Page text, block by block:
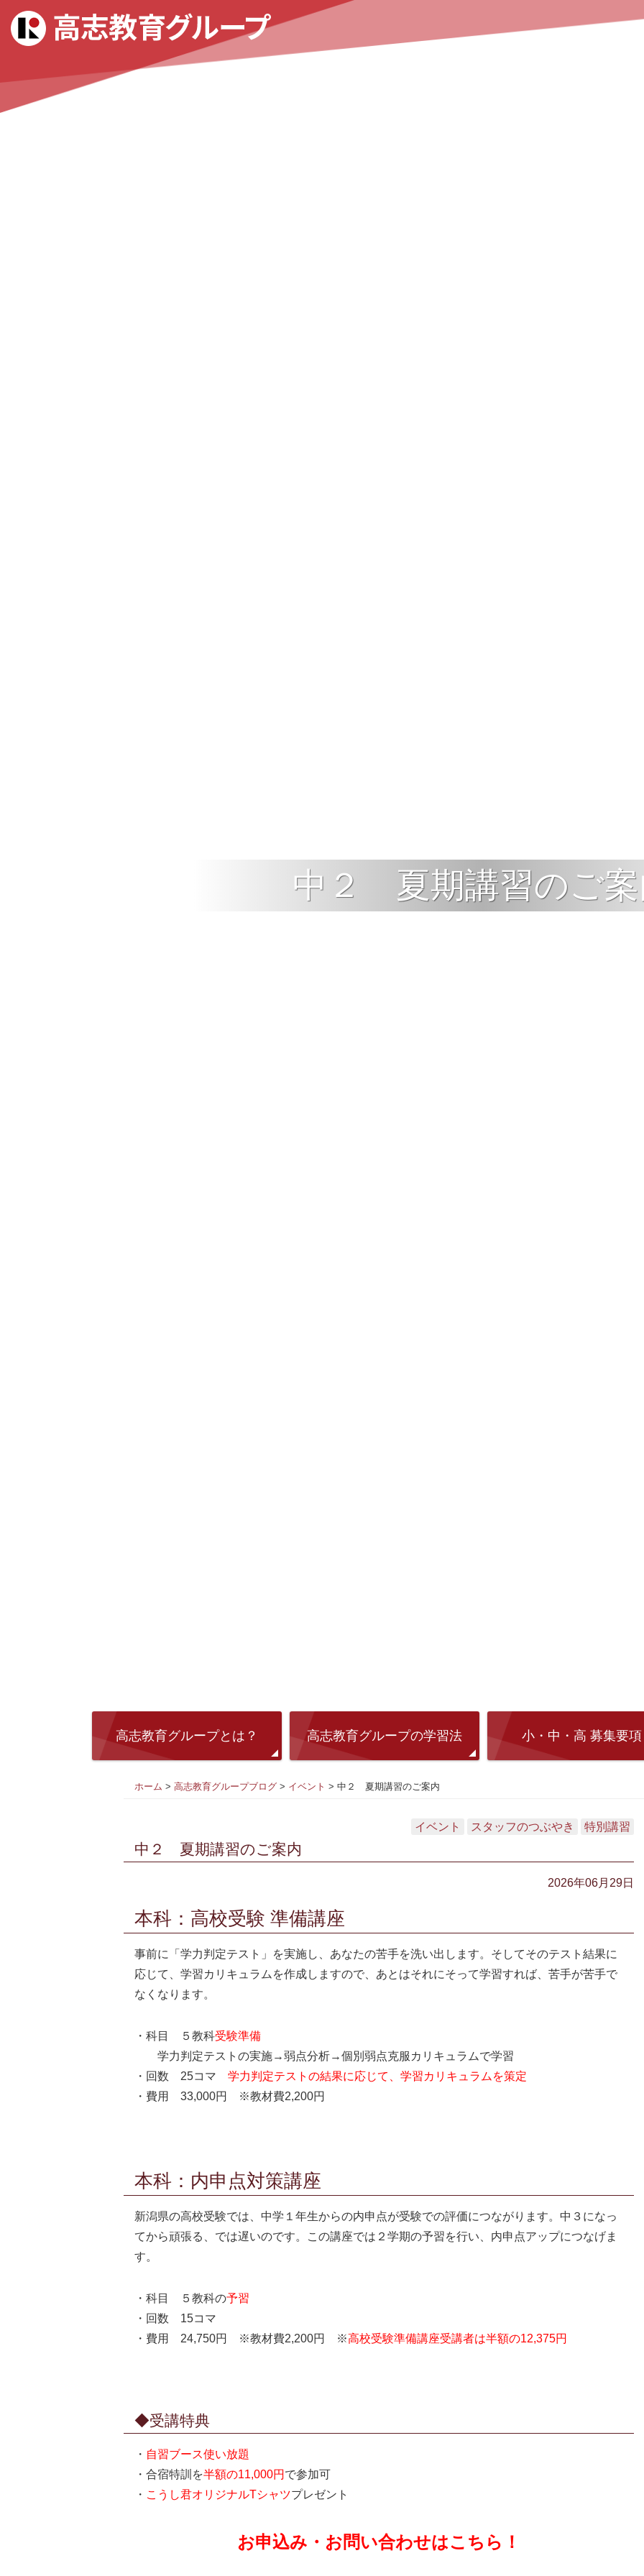
高志教育グループとは？ 高志教育グループの学習法 小・中・高 募集要項
中２ 夏期講習のご
ホーム > 高志教育グループブログ > イベント > 中２ 夏期講習のご案内
イベント スタッフのつぶやき 特別講習
中２ 夏期講習のご案内
2026年06月29日
本科：高校受験 準備講座
事前に「学力判定テスト」を実施し、あなたの苦手を洗い出します。そしてそのテスト結果に
応じて、学習カリキュラムを作成しますので、あとはそれにそって学習すれば、苦手が苦手で
なくなります。
・科目 ５教科受験準備
学力判定テストの実施→弱点分析→個別弱点克服カリキュラムで学習
・回数 25コマ 学力判定テストの結果に応じて、学習カリキュラムを策定
・費用 33,000円 ※教材費2,200円
本科：内申点対策講座
新潟県の高校受験では、中学１年生からの内申点が受験での評価につながります。中３になっ
てから頑張る、では遅いのです。この講座では２学期の予習を行い、内申点アップにつなげま
す。
・科目 ５教科の予習
・回数 15コマ
・費用 24,750円 ※教材費2,200円 ※高校受験準備講座受講者は半額の12,375円
◆受講特典
・ 自習ブース使い放題
・合宿特訓を半額の11,000円 で参加可
・ こうし君オリジナルTシャツプレゼント
お申込み・お問い合わせはこちら！